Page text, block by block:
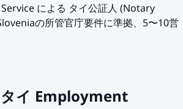
による タイ公証人 (Notary
の所管官庁要件に準拠、5〜10営
イ Employment